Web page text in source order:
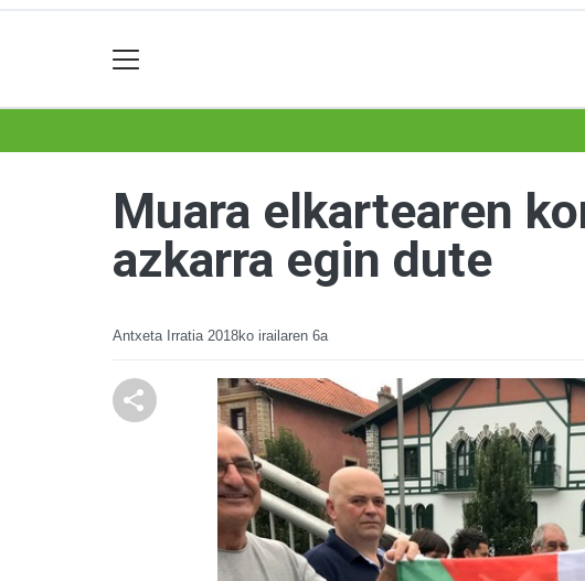
Muara elkartearen
azkarra egin dute
Antxeta Irratia 2018ko irailaren 6a